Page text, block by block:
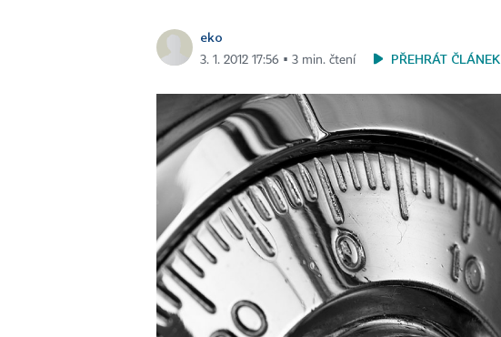
eko
3. 1. 2012 17:56 ▪ 3 min. čtení PŘEHRÁT ČLÁNEK